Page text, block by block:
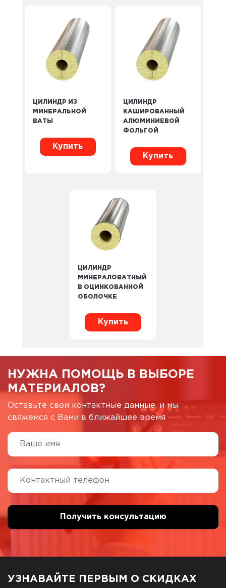
ЦИЛИНДР ИЗ
МИНЕРАЛЬНОЙ
ВАТЫ
Купить
ЦИЛИНДР
КАШИРОВАННЫЙ
АЛЮМИНИЕВОЙ
ФОЛЬГОЙ
Купить
ЦИЛИНДР
МИНЕРАЛОВАТНЫЙ
В ОЦИНКОВАННОЙ
ОБОЛОЧКЕ
Купить
НУЖНА ПОМОЩЬ В ВЫБОРЕ
МАТЕРИАЛОВ?
Оставьте свои контактные данные, и мы
свяжемся с Вами в ближайшее время
УЗНАВАЙТЕ ПЕРВЫМ О СКИДКАХ